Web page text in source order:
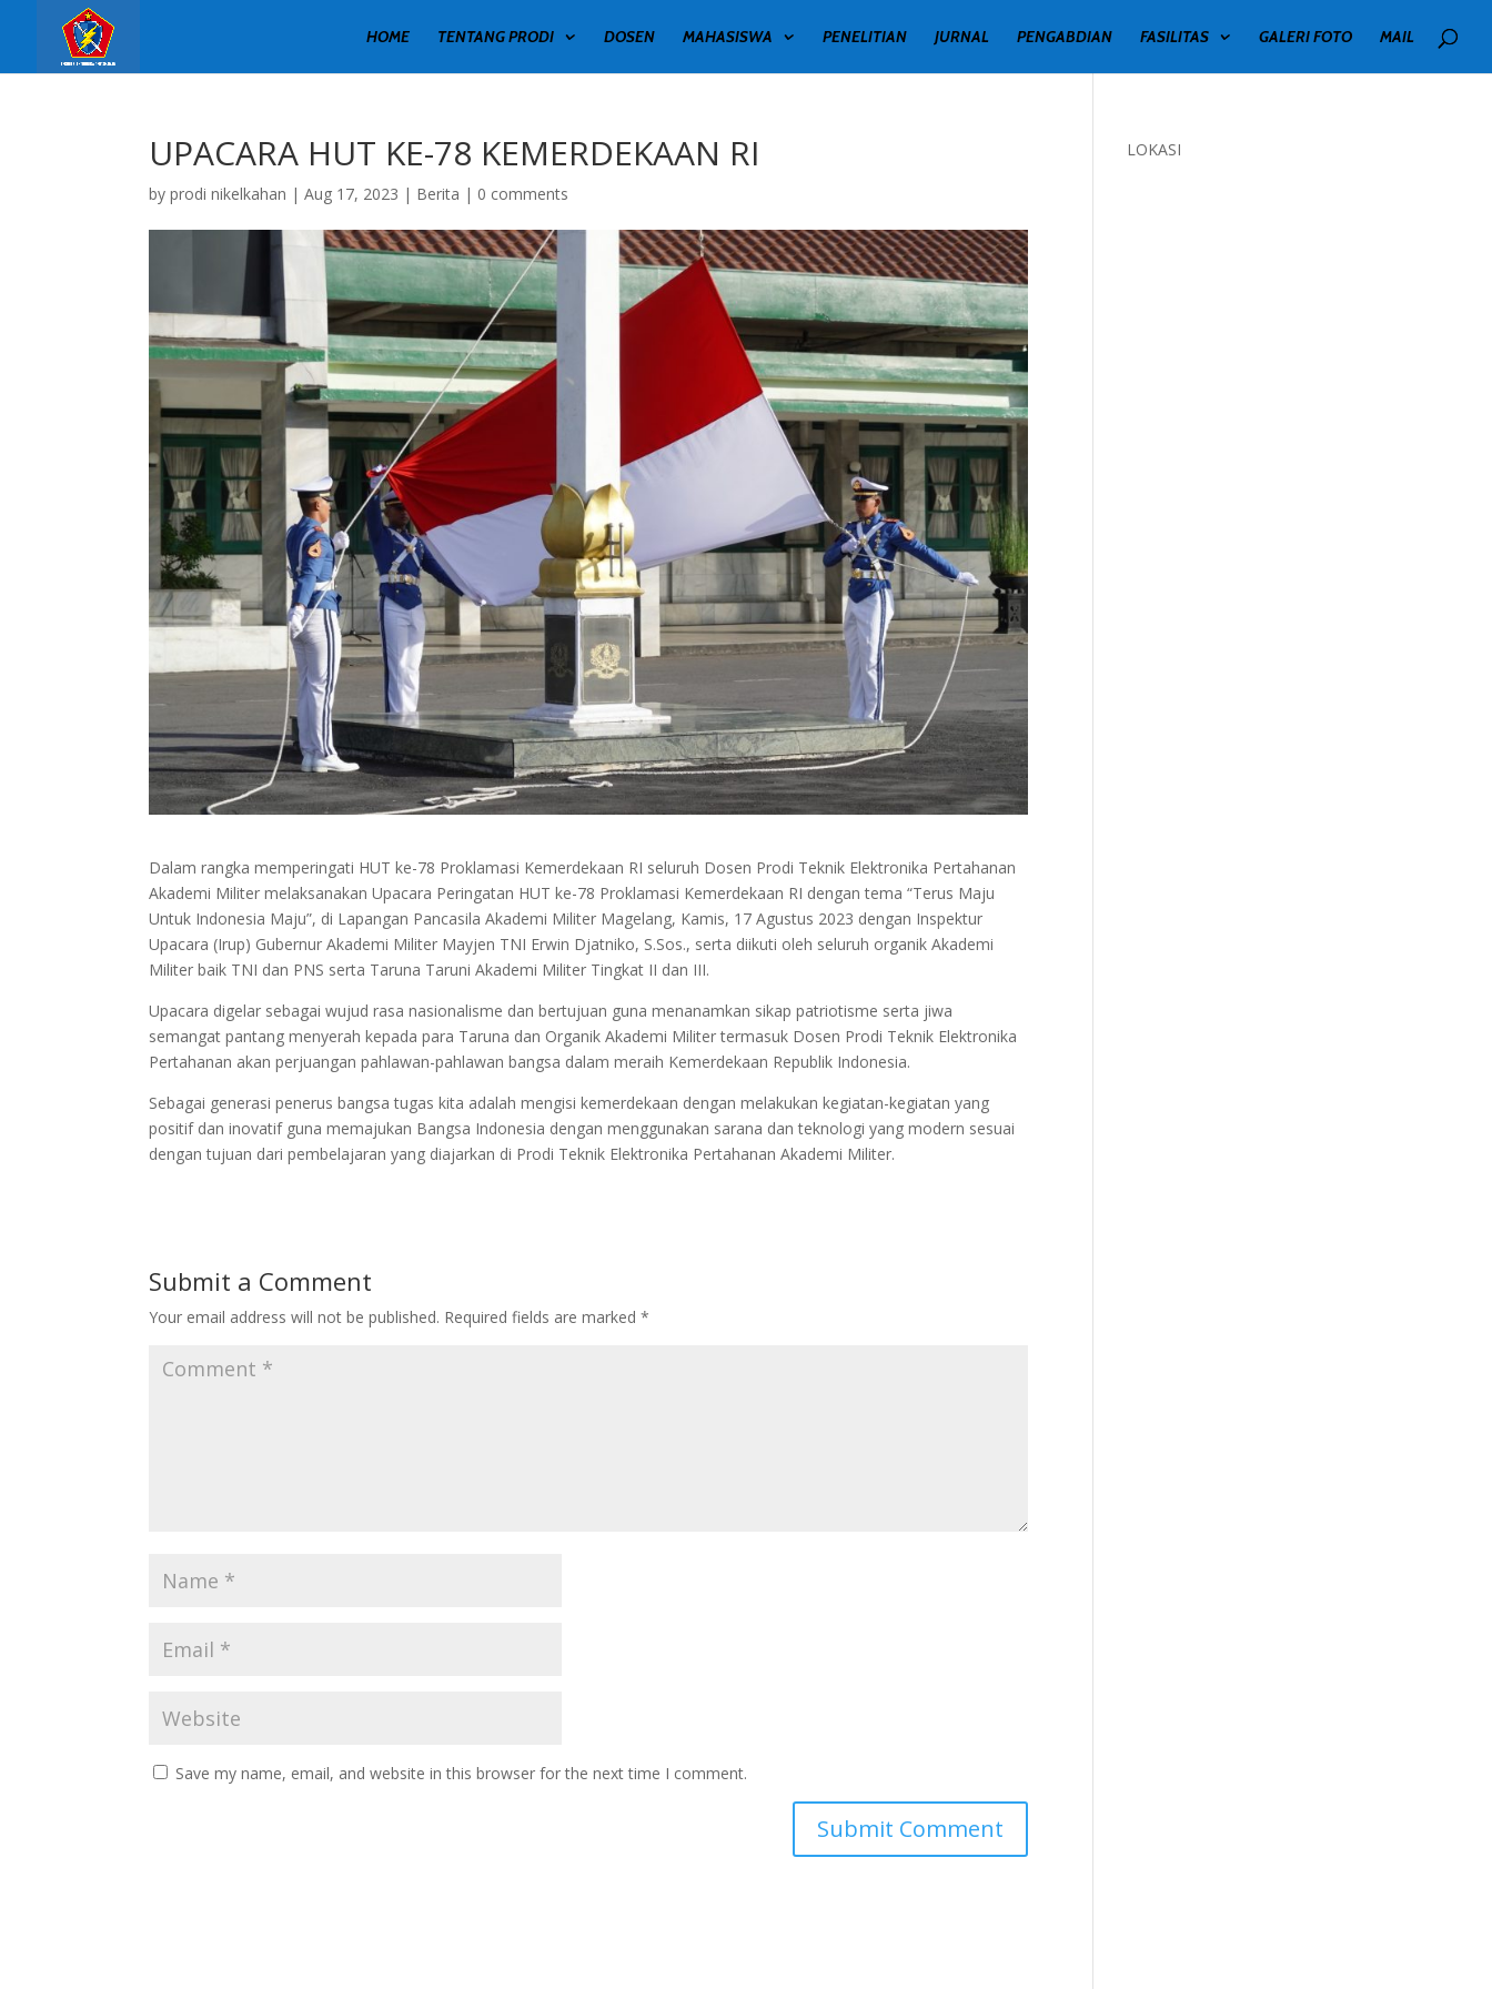
HOME TENTANG PRODI DOSEN MAHASISWA PENELITIAN JURNAL PENGABDIAN FASILITAS GALERI FOTO MAIL
UPACARA HUT KE-78 KEMERDEKAAN RI
byprodi nikelkahan |Aug 17, 2023 | Berita | 0 comments
Dalam rangka memperingati HUT ke-78 Proklamasi Kemerdekaan RI seluruh Dosen Prodi Teknik Elektronika Pertahanan
Akademi Militer melaksanakan Upacara Peringatan HUT ke-78 Proklamasi Kemerdekaan RI dengan tema “Terus Maju
Untuk Indonesia Maju”, di Lapangan Pancasila Akademi Militer Magelang, Kamis, 17 Agustus 2023 dengan Inspektur
Upacara (Irup) Gubernur Akademi Militer Mayjen TNI Erwin Djatniko, S.Sos., serta diikuti oleh seluruh organik Akademi
Militer baik TNI dan PNS serta Taruna Taruni Akademi Militer Tingkat II dan III.
Upacara digelar sebagai wujud rasa nasionalisme dan bertujuan guna menanamkan sikap patriotisme serta jiwa
semangat pantang menyerah kepada para Taruna dan Organik Akademi Militer termasuk Dosen Prodi Teknik Elektronika
Pertahanan akan perjuangan pahlawan-pahlawan bangsa dalam meraih Kemerdekaan Republik Indonesia.
Sebagai generasi penerus bangsa tugas kita adalah mengisi kemerdekaan dengan melakukan kegiatan-kegiatan yang
positif dan inovatif guna memajukan Bangsa Indonesia dengan menggunakan sarana dan teknologi yang modern sesuai
dengan tujuan dari pembelajaran yang diajarkan di Prodi Teknik Elektronika Pertahanan Akademi Militer.
Submit a Comment
Your email address will not be published. Required fields are marked*
Save my name, email, and website in this browser for the next time I comment.
LOKASI